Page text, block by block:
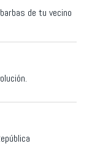
de tu vecino